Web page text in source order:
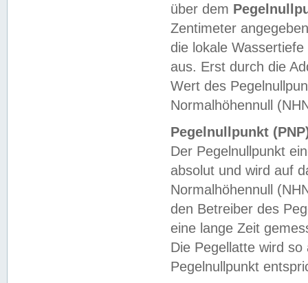
über dem
Zentimeter
die lokale
aus. Erst durch die
Wert des
Normalhöhennull
Pegelnullpunkt
Der Pegelnullpunkt
absolut und wird auf
Normalhöhennull
den Betreiber des
eine lange Zeit
Die Pegellatte wird
Pegelnullpunkt